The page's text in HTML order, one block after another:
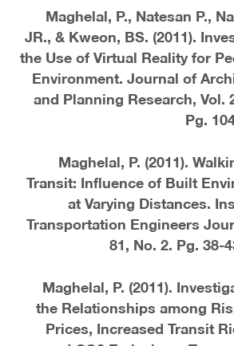
· 8. Maghelal, P., Natesan P.,
JR., & Kweon, BS. (2011).
the Use of Virtual Reality for
Environment. Journal of
and Planning Research, Vol.
Pg.
· 7. Maghelal, P. (2011).
Transit: Influence of Built
at Varying Distances.
Transportation Engineers
81, No. 2. Pg. 38-
· 6. Maghelal, P. (2011).
the Relationships among
Prices, Increased Transit